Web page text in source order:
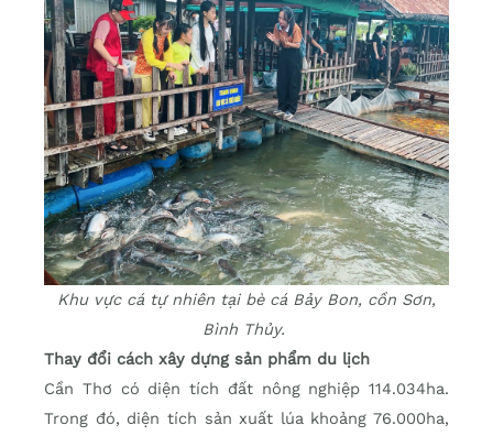
Khu vực cá tự nhiên tại bè cá Bảy Bon, cồn Sơn,
Bình Thủy.
Thay đổi cách xây dựng sản phẩm du lịch
Cần Thơ có diện tích đất nông nghiệp 114.034ha.
Trong đó, diện tích sản xuất lúa khoảng 76.000ha,